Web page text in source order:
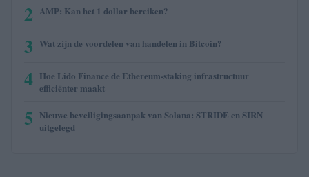
2 AMP: Kan het 1 dollar bereiken?
3 Wat zijn de voordelen van handelen in Bitcoin?
4 Hoe Lido Finance de Ethereum-staking infrastructuur
efficiënter maakt
5 Nieuwe beveiligingsaanpak van Solana: STRIDE en SIRN
uitgelegd